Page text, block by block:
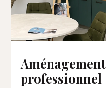
Aménagement
professionnel